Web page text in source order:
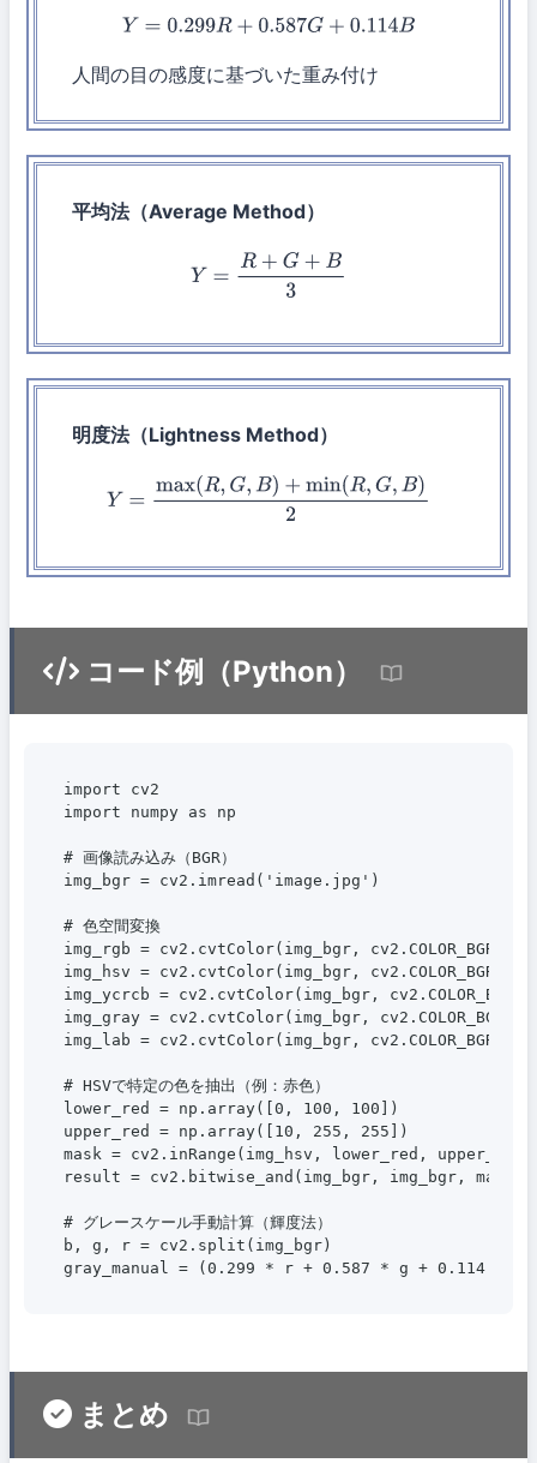
Y=0.299R+0.587G+ 0.114B
人間の目の感度に基づいた重み付け
平均法（Average Method）
=R +G +B 3
明度法（Lightness Method）
Y=max(R,G, B)+ min(R,G,B)2
コード例（Python）
import cv2
import numpy as np
# 画像読み込み（BGR）
img_bgr = cv2.imread('image.jpg')
# 色空間変換
img_rgb = cv2.cvtColor(img_bgr,
img_hsv = cv2.cvtColor(img_bgr,
img_ycrcb = cv2.cvtColor(img_bgr,
img_gray = cv2.cvtColor(img_bgr,
img_lab = cv2.cvtColor(img_bgr,
# HSVで特定の色を抽出（例：赤色）
lower_red = np.array([0, 100, 100])
upper_red = np.array([10, 255, 255])
mask = cv2.inRange(img_hsv, lower_red, upper_red)
result = cv2.bitwise_and(img_bgr, img_bgr,
# グレースケール手動計算（輝度法）
b, g, r = cv2.split(img_bgr)
gray_manual = (0.299 * r + 0.587 * g + 0.114 *
まとめ